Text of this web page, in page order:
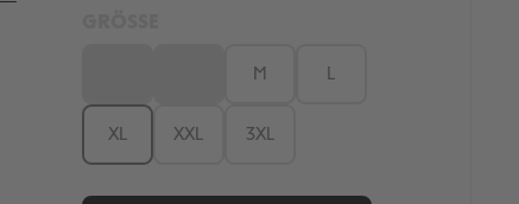
M
XL XXL 3XL